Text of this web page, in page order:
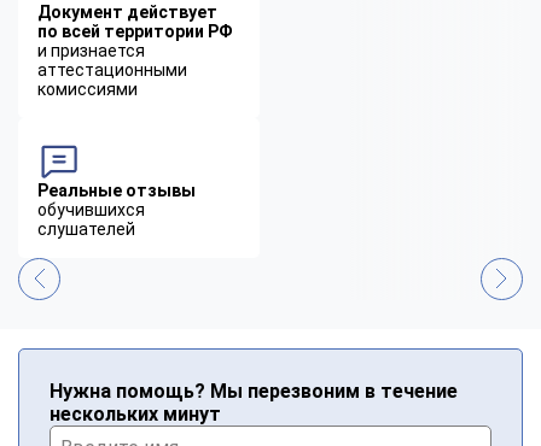
Документ действует
по всей территории РФ
и признается
аттестационными
комиссиями
Реальные отзывы
обучившихся
слушателей
Нужна помощь? Мы перезвоним в течение
нескольких минут